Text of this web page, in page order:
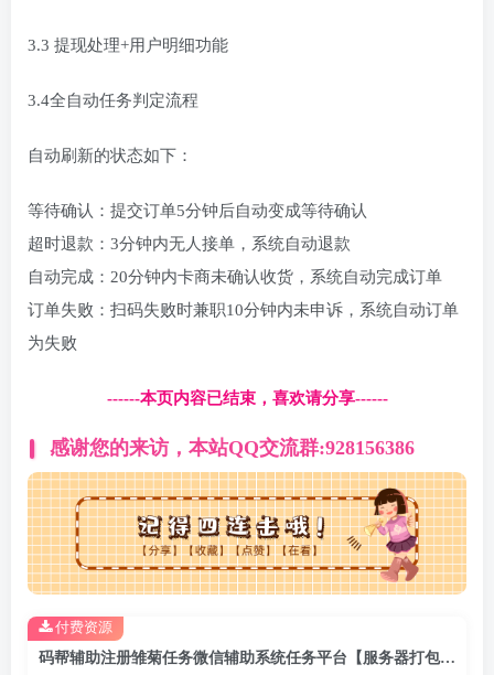
3.3 提现处理+用户明细功能
3.4全自动任务判定流程
自动刷新的状态如下：
等待确认：提交订单5分钟后自动变成等待确认
超时退款：3分钟内无人接单，系统自动退款
自动完成：20分钟内卡商未确认收货，系统自动完成订单
订单失败：扫码失败时兼职10分钟内未申诉，系统自动订单
为失败
------本页内容已结束，喜欢请分享------
感谢您的来访，本站QQ交流群:928156386
码帮辅助注册雏菊任务微信辅助系统任务平台【服务器打包文件】
付费资源